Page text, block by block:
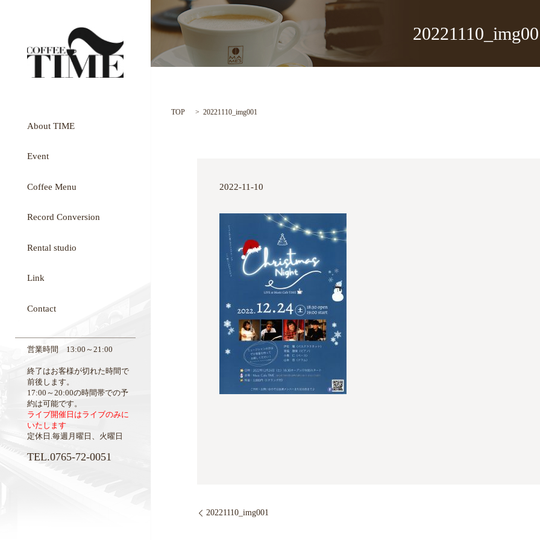
営業時間 13:00～21:00
終了はお客様が切れた時間で
前後します。
17:00～20:00の時間帯での予
約は可能です。
ライブ開催日はライブのみに
いたします
定休日.毎週月曜日、火曜日
TEL.0765-72-0051
About TIME
Event
Coffee Menu
Record Conversion
Rental studio
Link
Contact
TOP 20221110_img001
2022-11-10
20221110_img001